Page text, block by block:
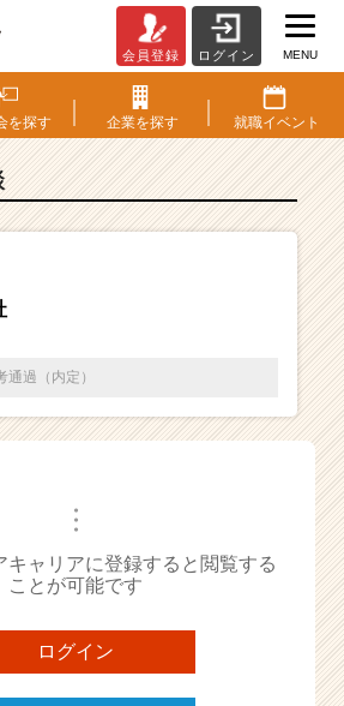
S・
選
考
験
ベ
チ
ー・
成
ら
ス
ト
が
会員登録 ログイン MENU
を探す 企業を探す 就職イベント
過（内定）
・・・
キャリアに登録すると閲覧する
ことが可能です
ログイン